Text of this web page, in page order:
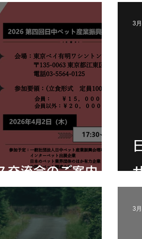
交流会のご案内
3
3